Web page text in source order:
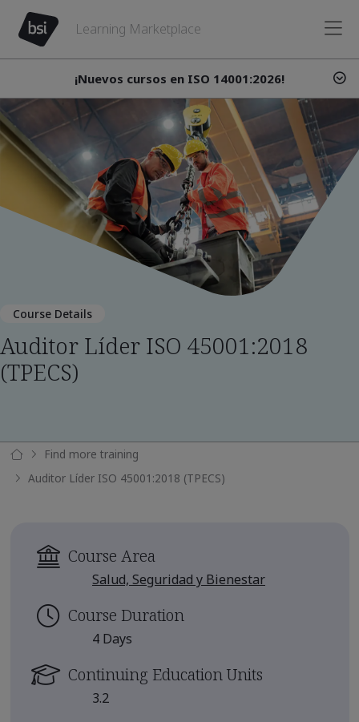
Learning Marketplace
¡Nuevos cursos en ISO 14001:2026!
Course Details
Auditor Líder ISO 45001:2018
(TPECS)
Find more training
Auditor Líder ISO 45001:2018 (TPECS)
Course Area
Salud, Seguridad y Bienestar
Course Duration
4 Days
Continuing Education Units
3.2